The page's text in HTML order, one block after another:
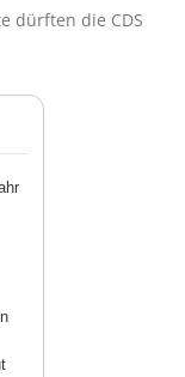
dürften die CDS